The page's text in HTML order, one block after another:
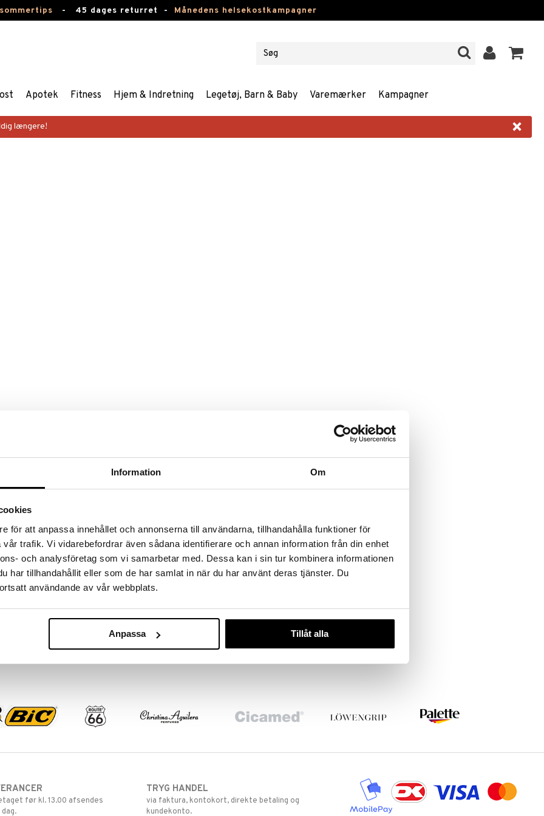
Information Om
för att anpassa innehållet och annonserna till användarna, tillhandahålla funktioner för
trafik. Vi vidarebefordrar även sådana identifierare och annan information från din enhet
och analysföretag som vi samarbetar med. Dessa kan i sin tur kombinera informationen
har tillhandahållit eller som de har samlat in när du har använt deras tjänster. Du
användande av vår webbplats.
Anpassa Tillåt alla
- 45 dages returret - Månedens helsekostkampagner
Apotek Fitness Hjem & Indretning Legetøj, Barn & Baby Varemærker Kampagner
×
længere!
før kl. 13.00 afsendes
TRYG HANDEL
via faktura, kontokort, direkte betaling og
kundekonto.